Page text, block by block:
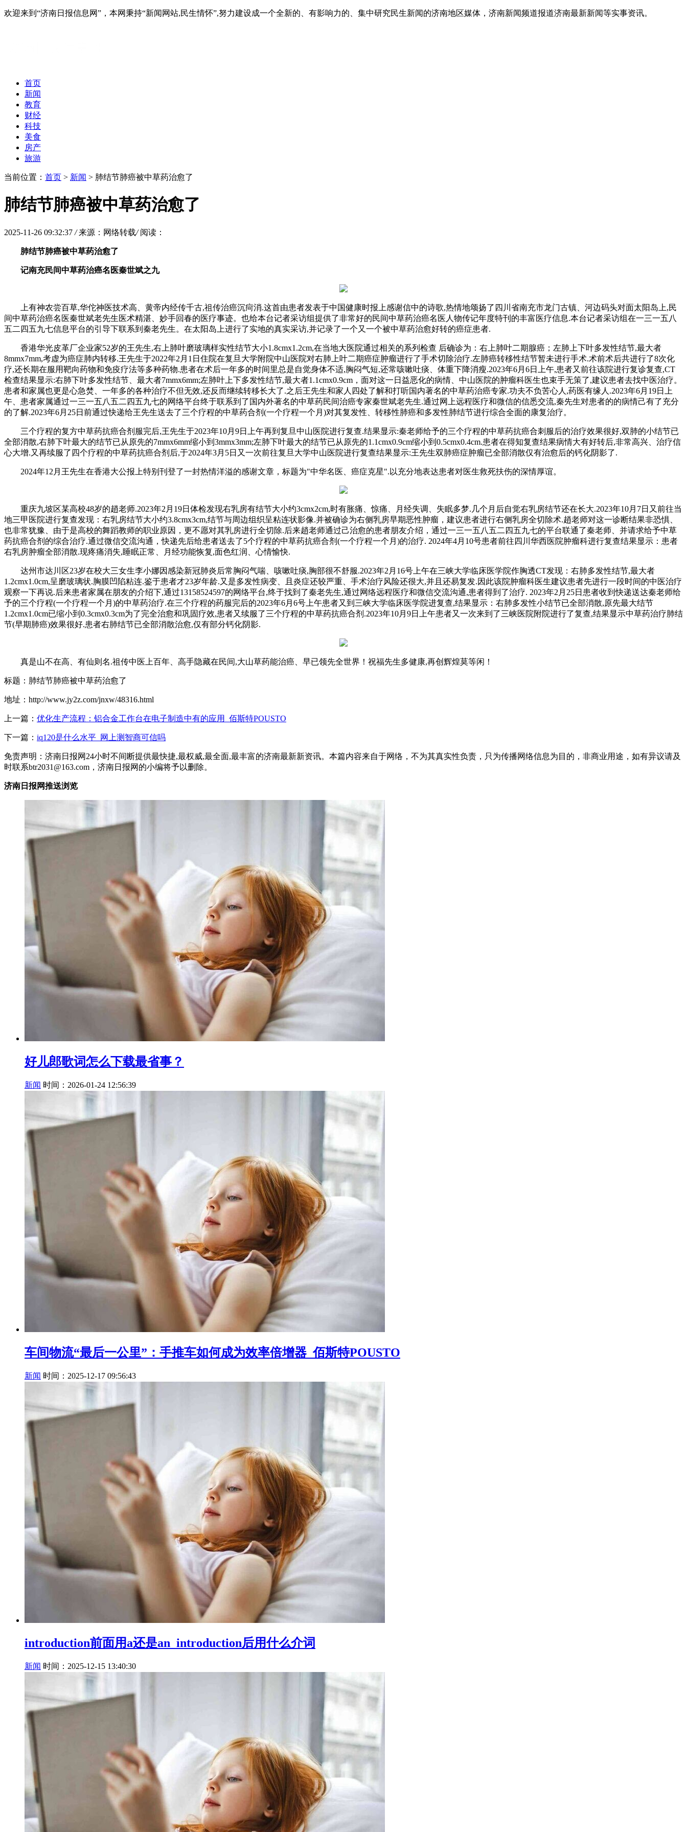
欢迎来到“济南日报信息网”，本网秉持“新闻网站,民生情怀”,努力建设成一个全新的、有影响力的、集中研究民生新闻的济南地区媒体，济南新闻频道报道济南最新新闻等实事资讯。
首页
新闻
教育
财经
科技
美食
房产
旅游
当前位置： 首页 > 新闻 > 肺结节肺癌被中草药治愈了
肺结节肺癌被中草药治愈了
2025-11-26 09:32:37 / 来源：网络转载/ 阅读：
肺结节肺癌被中草药治愈了
记南充民间中草药治癌名医秦世斌之九
上有神农尝百草,华佗神医技术高、黄帝内经传千古,祖传治癌沉疴消.这首由患者发表于中国健康时报上感谢信中的诗歌,热情地颂扬了四川省南充市龙门古镇、河边码头对面太阳岛上,民
间中草药治癌名医秦世斌老先生医术精湛、妙手回春的医疗事迹。也给本台记者采访组提供了非常好的民间中草药治癌名医人物传记年度特刊的丰富医疗信息.本台记者采访组在一三一五八
五二四五九七信息平台的引导下联系到秦老先生。在太阳岛上进行了实地的真实采访,并记录了一个又一个被中草药治愈好转的癌症患者.
香港华光皮革厂企业家52岁的王先生,右上肺叶磨玻璃样实性结节大小1.8cmx1.2cm,在当地大医院通过相关的系列检查 后确诊为：右上肺叶二期腺癌；左肺上下叶多发性结节,最大者
8mmx7mm,考虚为癌症肺内转移.王先生于2022年2月1日住院在复旦大学附院中山医院对右肺上叶二期癌症肿瘤进行了手术切除治疗.左肺癌转移性结节暂未进行手术.术前术后共进行了8次化
疗,还长期在服用靶向药物和免疫疗法等多种药物.患者在术后一年多的时间里总是自觉身体不适,胸闷气短,还常咳嗽吐痰、体重下降消瘦.2023年6月6日上午,患者又前往该院进行复诊复查,CT
检查结果显示:右肺下叶多发性结节、最大者7mmx6mm;左肺叶上下多发性结节,最大者1.1cmx0.9cm，面对这一日益恶化的病情、中山医院的肿瘤科医生也束手无策了,建议患者去找中医治疗。
患者和家属也更是心急焚、一年多的各种治疗不但无效,还反而继续转移长大了.之后王先生和家人四处了解和打听国内著名的中草药治癌专家.功夫不负苦心人,药医有缘人.2023年6月19日上
午、患者家属通过一三一五八五二四五九七的网络平台终于联系到了国内外著名的中草药民间治癌专家秦世斌老先生.通过网上远程医疗和微信的信悉交流,秦先生对患者的的病情己有了充分
的了解.2023年6月25日前通过快递给王先生送去了三个疗程的中草药合剂(一个疗程一个月)对其复发性、转移性肺癌和多发性肺结节进行综合全面的康复治疗。
三个疗程的复方中草药抗癌合剂服完后,王先生于2023年10月9日上午再到复旦中山医院进行复查.结果显示:秦老师给予的三个疗程的中草药抗癌合刺服后的治疗效果很好,双肺的小结节已
全部消散,右肺下叶最大的结节已从原先的7mmx6mm缩小到3mmx3mm;左肺下叶最大的结节已从原先的1.1cmx0.9cm缩小到0.5cmx0.4cm.患者在得知复查结果病情大有好转后,非常高兴、治疗信
心大增.又再续服了四个疗程的中草药抗癌合剂后,于2024年3月5日又一次前往复旦大学中山医院进行复查结果显示:王先生双肺癌症肿瘤已全部消散仅有治愈后的钙化阴影了.
2024年12月王先生在香港大公报上特别刊登了一封热情洋溢的感谢文章，标题为"中华名医、癌症克星".以充分地表达患者对医生救死扶伤的深情厚谊。
重庆九坡区某高校48岁的趙老师.2023年2月19日体检发现右乳房有结节大小约3cmx2cm,时有胀痛、惊痛、月经失调、失眠多梦.几个月后自觉右乳房结节还在长大.2023年10月7日又前往当
地三甲医院进行复查发现：右乳房结节大小约3.8cmx3cm,结节与周边组织呈粘连状影像.并被确诊为右侧乳房早期恶性肿瘤，建议患者进行右侧乳房全切除术.趙老师对这一诊断结果非恐惧、
也非常犹豫、由于是高校的舞蹈教师的职业原因，更不愿对其乳房进行全切除.后来趙老师通过己治愈的患者朋友介绍，通过一三一五八五二四五九七的平台联通了秦老师、并请求给予中草
药抗癌合剂的综合治疗.通过微信交流沟通，快递先后给患者送去了5个疗程的中草药抗癌合剂(一个疗程一个月)的治疗. 2024年4月10号患者前往四川华西医院肿瘤科进行复查结果显示：患者
右乳房肿瘤全部消散.现疼痛消失,睡眠正常、月经功能恢复,面色红润、心情愉快.
达州市达川区23岁在校大三女生李小娜因感染新冠肺炎后常胸闷气喘、咳嗽吐痰,胸部很不舒服.2023年2月16号上午在三峡大学临床医学院作胸透CT发现：右肺多发性结节,最大者
1.2cmx1.0cm,呈磨玻璃状.胸膜凹陷粘连.鉴于患者才23岁年龄.又是多发性病变、且炎症还较严重、手术治疗风险还很大,并且还易复发.因此该院肿瘤科医生建议患者先进行一段时间的中医治疗
观察一下再说.后来患者家属在朋友的介绍下,通过13158524597的网络平台,终于找到了秦老先生,通过网络远程医疗和微信交流沟通,患者得到了治疗. 2023年2月25日患者收到快递送达秦老师给
予的三个疗程(一个疗程一个月)的中草药治疗.在三个疗程的药服完后的2023年6月6号上午患者又到三峡大学临床医学院进复查,结果显示：右肺多发性小结节已全部消散,原先最大结节
1.2cmx1.0cm已缩小到0.3cmx0.3cm为了完全治愈和巩固疗效,患者又续服了三个疗程的中草药抗癌合剂.2023年10月9日上午患者又一次来到了三峡医院附院进行了复查,结果显示中草药治疗肺结
节(早期肺癌)效果很好.患者右肺结节已全部消散治愈,仅有部分钙化阴影.
真是山不在高、有仙则名.祖传中医上百年、高手隐藏在民间,大山草药能治癌、早已领先全世界！祝福先生多健康,再创辉煌莫等闲！
标题：肺结节肺癌被中草药治愈了
地址：http://www.jy2z.com/jnxw/48316.html
上一篇： 优化生产流程：铝合金工作台在电子制造中有的应用_佰斯特POUSTO
下一篇： iq120是什么水平_网上测智商可信吗
免责声明：济南日报网24小时不间断提供最快捷,最权威,最全面,最丰富的济南最新新资讯。本篇内容来自于网络，不为其真实性负责，只为传播网络信息为目的，非商业用途，如有异议请及
时联系btr2031@163.com，济南日报网的小编将予以删除。
济南日报网推送浏览
好儿郎歌词怎么下载最省事？
新闻 时间：2026-01-24 12:56:39
车间物流“最后一公里”：手推车如何成为效率倍增器_佰斯特POUSTO
新闻 时间：2025-12-17 09:56:43
introduction前面用a还是an_introduction后用什么介词
新闻 时间：2025-12-15 13:40:30